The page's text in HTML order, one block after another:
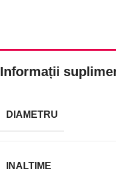
Informații
DIAMETRU
INALTIME